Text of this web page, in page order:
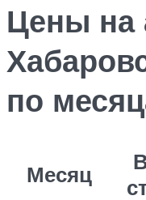
Цены на
по
Месяц